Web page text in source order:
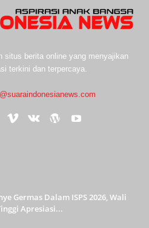
situs berita online yang menyajikan
terkini dan terpercaya.
Germas Dalam ISPS 2026, Wali
Apresiasi...